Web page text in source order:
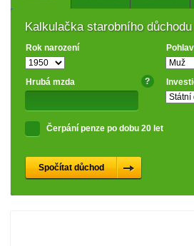
Kalkulačka starobního důchodu
Rok narození
Hrubá mzda ?
Čerpání penze po dobu 20 let